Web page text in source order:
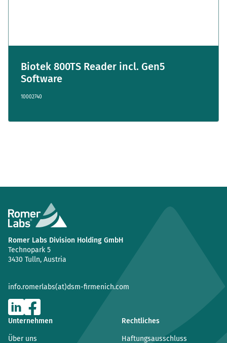
Biotek 800TS Reader incl. Gen5
Software
10002740
Romer Labs Division Holding GmbH
Technopark 5
3430 Tulln, Austria
info.romerlabs(at)dsm-firmenich.com
Unternehmen
Über uns
Rechtliches
Haftungsausschluss